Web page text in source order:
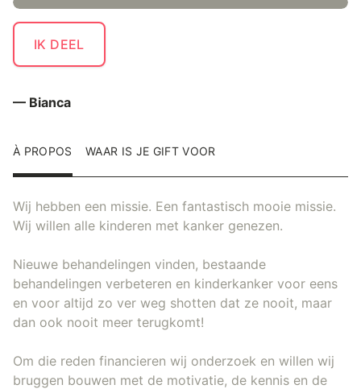
IK DEEL
— Bianca
À PROPOS WAAR IS JE GIFT VOOR
Wij hebben een missie. Een fantastisch mooie missie.
Wij willen alle kinderen met kanker genezen.
Nieuwe behandelingen vinden, bestaande
behandelingen verbeteren en kinderkanker voor eens
en voor altijd zo ver weg shotten dat ze nooit, maar
dan ook nooit meer terugkomt!
Om die reden financieren wij onderzoek en willen wij
bruggen bouwen met de motivatie, de kennis en de